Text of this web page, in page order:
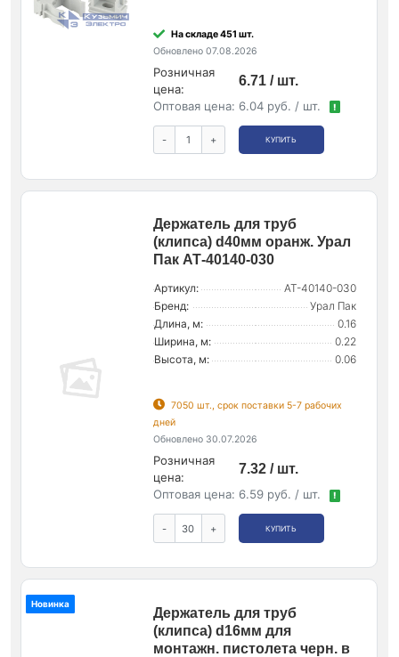
На складе 451 шт.
Обновлено 07.08.2026
Розничная
цена:
6.71 / шт.
Оптовая цена: 6.04 руб. / шт. !
- + КУПИТЬ
Держатель для труб
(клипса) d40мм оранж. Урал
Пак АТ-40140-030
Артикул:
АТ-40140-030
Бренд:
Урал Пак
Длина, м:
0.16
Ширина, м:
0.22
Высота, м:
0.06
7050 шт., срок поставки 5-7 рабочих
дней
Обновлено 30.07.2026
Розничная
цена:
7.32 / шт.
Оптовая цена: 6.59 руб. / шт. !
- + КУПИТЬ
Новинка
Держатель для труб
(клипса) d16мм для
монтажн. пистолета черн. в